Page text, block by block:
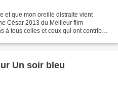
et que mon oreille distraite vient
César 2013 du Meilleur film
à tous celles et ceux qui ont contribué
Un soir bleu